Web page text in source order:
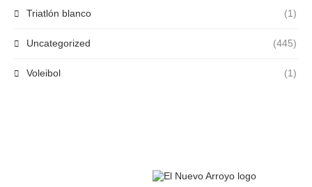
Triatlón blanco (1)
Uncategorized (445)
Voleibol (1)